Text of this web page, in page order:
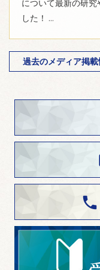
について最新の研
した！ ...
過去のメディア掲
